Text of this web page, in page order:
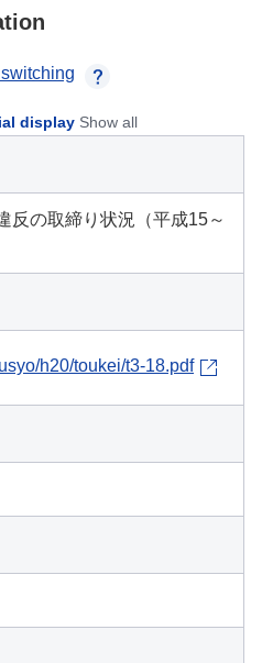
display Show all
の取締り状況（平成15～
h20/toukei/t3-18.pdf